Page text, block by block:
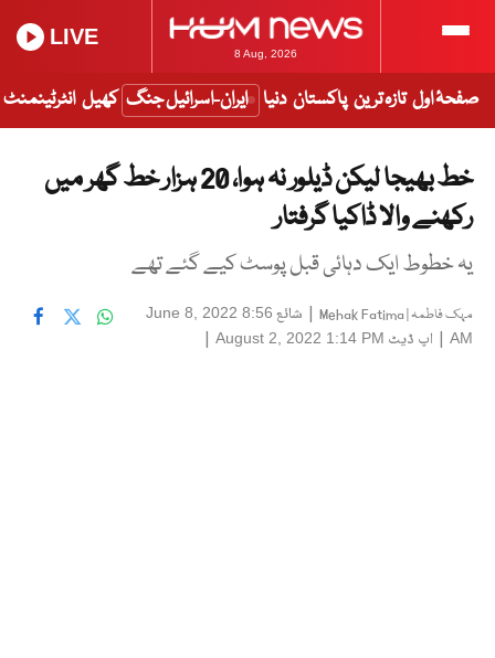
8 Aug, 2026
LIVE
صفحۂ اول تازہ ترین پاکستان دنیا ایران-اسرائیل جنگ کھیل انٹرٹینمنٹ
خط بھیجا لیکن ڈیلور نہ ہوا، 20 ہزار خط گھر میں
رکھنے والا ڈاکیا گرفتار
یہ خطوط ایک دہائی قبل پوسٹ کیے گئے تھے
مہک فاطمہ | Mehak Fatima | شائع June 8, 2022 8:56
AM
| اپ ڈیٹ August 2, 2022 1:14 PM
|